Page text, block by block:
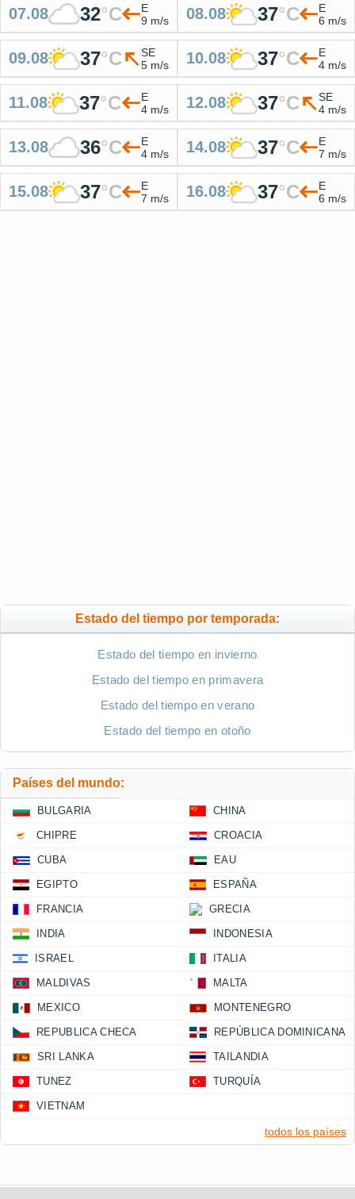
07.08 32°C
E
9 m/s
08.08 37°C
E
6 m/s
09.08 37°C
SE
5 m/s
10.08 37°C
E
4 m/s
11.08 37°C
E
4 m/s
12.08 37°C
SE
4 m/s
13.08 36°C
E
4 m/s
14.08 37°C
E
7 m/s
15.08 37°C
E
7 m/s
16.08 37°C
E
6 m/s
Estado del tiempo por temporada:
Estado del tiempo en invierno
Estado del tiempo en primavera
Estado del tiempo en verano
Estado del tiempo en otoño
Países del mundo:
BULGARIA CHINA
CHIPRE CROACIA
CUBA EAU
EGIPTO ESPAÑA
FRANCIA GRECIA
INDIA INDONESIA
ISRAEL ITALIA
MALDIVAS MALTA
MEXICO MONTENEGRO
REPUBLICA CHECA REPÚBLICA DOMINICANA
SRI LANKA TAILANDIA
TUNEZ TURQUÍA
VIETNAM
todos los países